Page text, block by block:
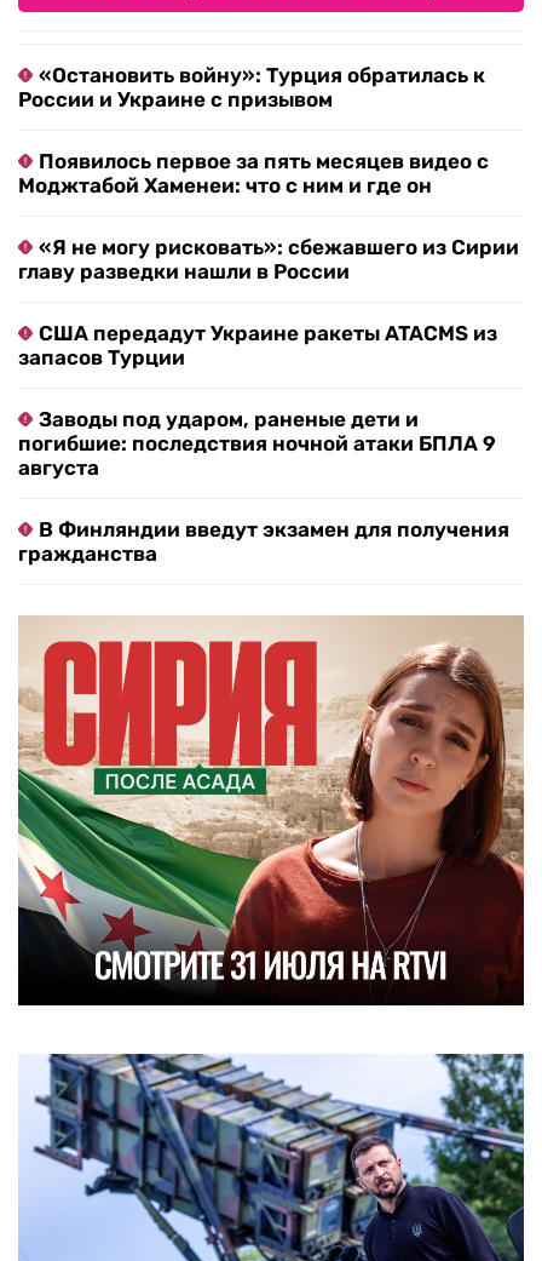
«Остановить войну»: Турция обратилась к
России и Украине с призывом
Появилось первое за пять месяцев видео с
Моджтабой Хаменеи: что с ним и где он
«Я не могу рисковать»: сбежавшего из Сирии
главу разведки нашли в России
США передадут Украине ракеты ATACMS из
запасов Турции
Заводы под ударом, раненые дети и
погибшие: последствия ночной атаки БПЛА 9
августа
В Финляндии введут экзамен для получения
гражданства